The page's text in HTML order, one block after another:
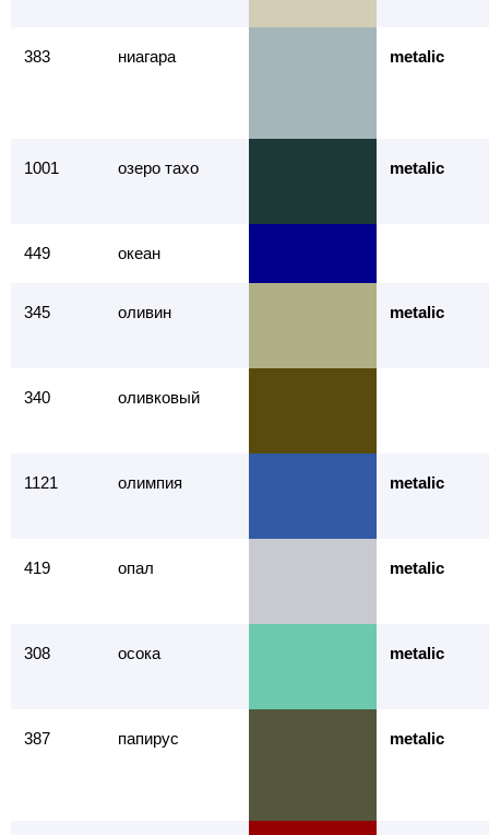
383 ниагара metalic
1001 озеро тахо metalic
449 океан
345 оливин metalic
340 оливковый
1121 олимпия metalic
419 опал metalic
308 осока metalic
387 папирус metalic